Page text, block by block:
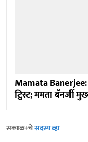
Mamata Banerjee:
ट्विस्ट; ममता बॅनर्जी
सकाळ+चेसदस्य व्हा